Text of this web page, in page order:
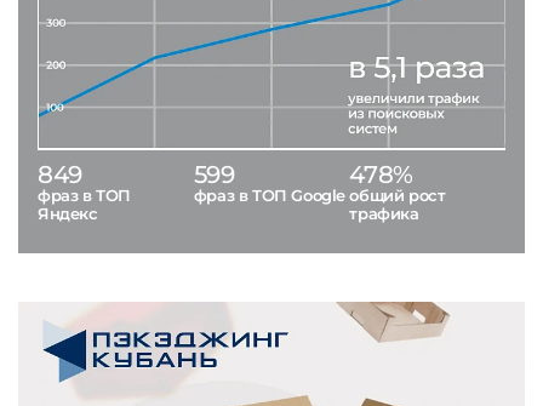
849
фраз в ТОП
Яндекс
599
фраз в ТОП Google
478%
общий рост
трафика